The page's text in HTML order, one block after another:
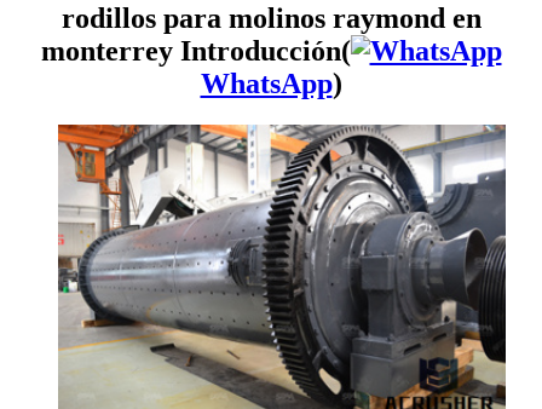
rodillos para molinos raymond en
monterrey Introducción(
WhatsApp)